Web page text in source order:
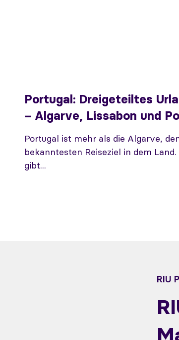
Portugal: Dreigeteiltes
– Algarve, Lissabon und
Portugal ist mehr als die Algarve,
bekanntesten Reiseziel in dem
gibt...
RIU